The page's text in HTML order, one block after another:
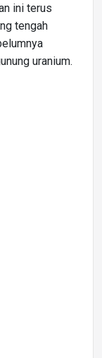
ini terus
tengah
uranium.